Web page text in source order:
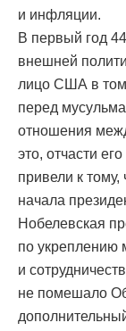
и инфляции.
В первый год
внешней
лицо США в том
перед
отношения
это, отчасти
привели к
начала
Нобелевская
по укреплению
и
не помешало